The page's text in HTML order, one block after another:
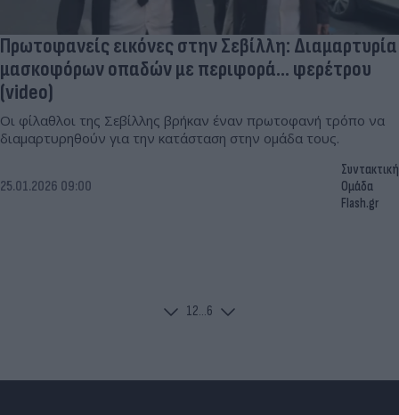
Πρωτοφανείς εικόνες στην Σεβίλλη: Διαμαρτυρία
μασκοφόρων οπαδών με περιφορά... φερέτρου
(video)
Οι φίλαθλοι της Σεβίλλης βρήκαν έναν πρωτοφανή τρόπο να
διαμαρτυρηθούν για την κατάσταση στην ομάδα τους.
25.01.2026 09:00
Συντακτική
Ομάδα
Flash.gr
12...6